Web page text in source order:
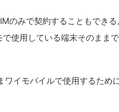
のみで契約することもできる
使用している端末そのまま
ワイモバイルで使用するため